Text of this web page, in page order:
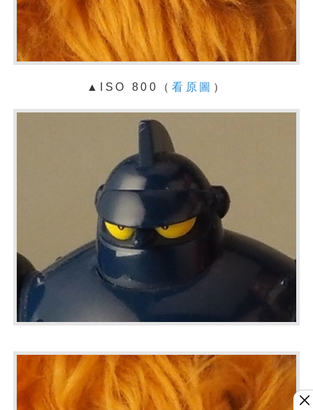
▲ISO 800（ 看原圖 ）